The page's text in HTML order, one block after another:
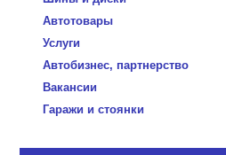
Автотовары
Услуги
Автобизнес, партнерство
Вакансии
Гаражи и стоянки